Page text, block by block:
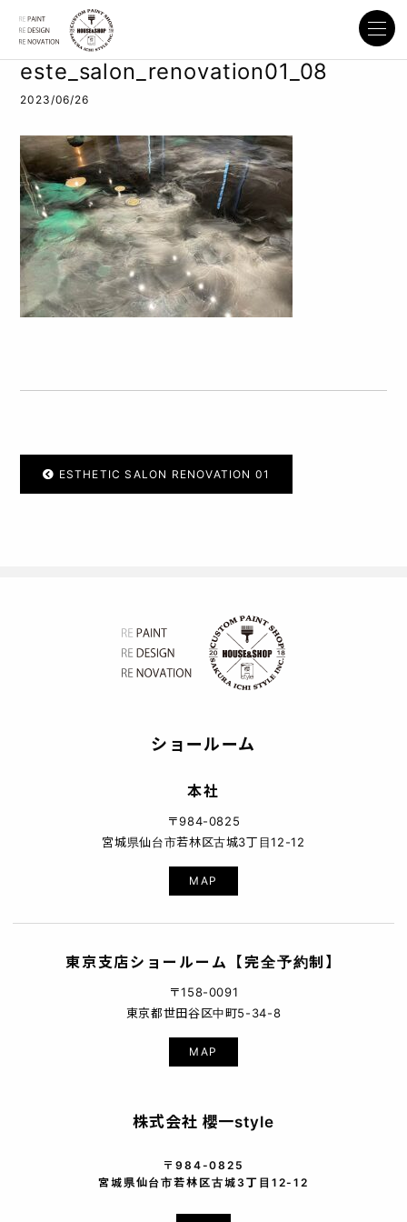
este_salon_renovation01_08
2023/06/26
ESTHETIC SALON RENOVATION 01
ショールーム
本社
〒984-0825
宮城県仙台市若林区古城3丁目12-12
MAP
東京支店ショールーム【完全予約制】
〒158-0091
東京都世田谷区中町5-34-8
MAP
株式会社 櫻一style
〒984-0825
宮城県仙台市若林区古城3丁目12-12